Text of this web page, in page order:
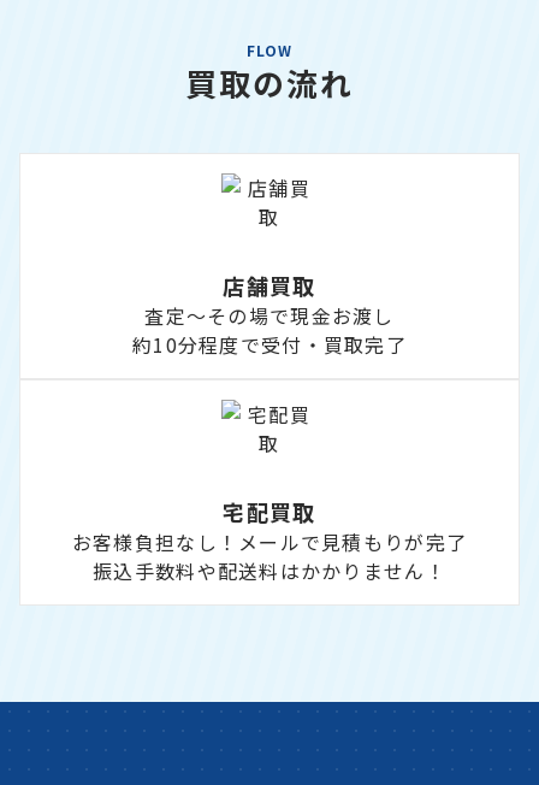
FLOW
買取の流れ
店舗買取
査定～その場で現金お渡し
約10分程度で受付・買取完了
宅配買取
お客様負担なし！メールで見積もりが完了
振込手数料や配送料はかかりません！